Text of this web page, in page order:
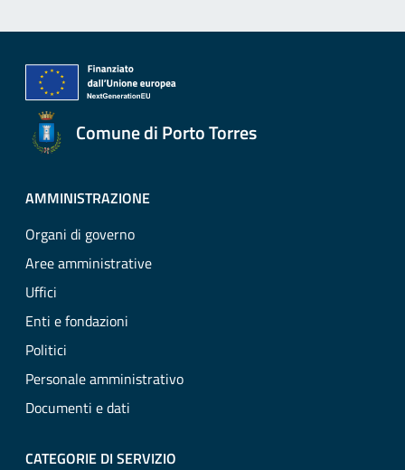
Comune di Porto Torres
AMMINISTRAZIONE
Organi di governo
Aree amministrative
Uffici
Enti e fondazioni
Politici
Personale amministrativo
Documenti e dati
CATEGORIE DI SERVIZIO